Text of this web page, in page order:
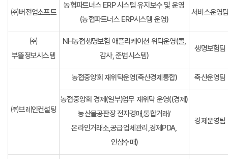
㈜버전업소프트
농협파트너스 ERP 시스템 유지보수 및 운영
(농협파트너스 ERP시스템 운영)
서비스운영
㈜
부뜰정보시스템
NH농협생명보험 애플리케이션 위탁운영(콜,
감사, 준법시스템)
생명보험팀
㈜브레인컨설팅
농협중앙회 재위탁운영(축산경제통합) 축산운영팀
농협중앙회 경제(일부)업무 재위탁 운영((경제)
농산물공판장 전자경매,통합거래/
온라인거래소,공급업체관리,경제PDA,
인삼수매)
경제운영팀